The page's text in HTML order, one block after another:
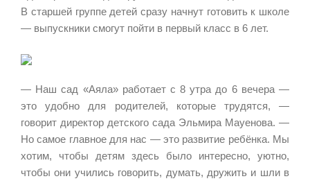
В старшей группе детей сразу начнут готовить к школе
— выпускники смогут пойти в первый класс в 6 лет.
— Наш сад «Аяла» работает с 8 утра до 6 вечера —
это удобно для родителей, которые трудятся, —
говорит директор детского сада Эльмира Мауенова. —
Но самое главное для нас — это развитие ребёнка. Мы
хотим, чтобы детям здесь было интересно, уютно,
чтобы они учились говорить, думать, дружить и шли в